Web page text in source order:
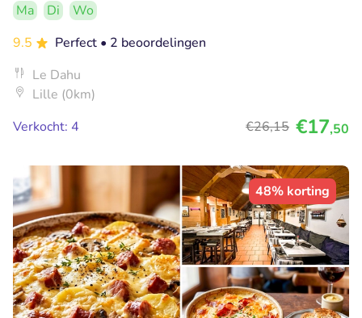
Ma Di
Wo
9.5
Perfect • 2 beoordelingen
Le Dahu
Lille (0km)
Verkocht: 4
€26,15 €17,50
48% korting